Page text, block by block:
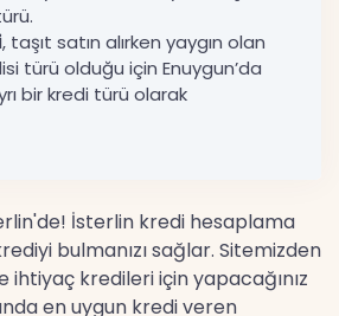
, taşıt satın alırken yaygın olan
türü olduğu için Enuygun’da
bir kredi türü olarak
İsterlin kredi hesaplama
bulmanızı sağlar. Sitemizden
ihtiyaç kredileri için yapacağınız
en uygun kredi veren